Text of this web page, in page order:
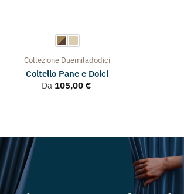
Collezione Duemiladodici
Coltello Pane e Dolci
Da 105,00 €